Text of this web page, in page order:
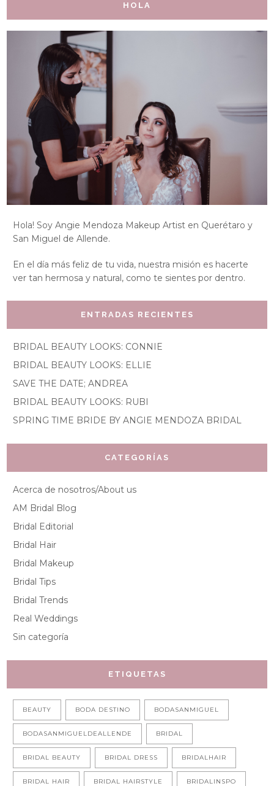
HOLA
Hola! Soy Angie Mendoza Makeup Artist en Querétaro y
San Miguel de Allende.
En el día más feliz de tu vida, nuestra misión es hacerte
ver tan hermosa y natural, como te sientes por dentro.
ENTRADAS RECIENTES
BRIDAL BEAUTY LOOKS: CONNIE
BRIDAL BEAUTY LOOKS: ELLIE
SAVE THE DATE; ANDREA
BRIDAL BEAUTY LOOKS: RUBI
SPRING TIME BRIDE BY ANGIE MENDOZA BRIDAL
CATEGORÍAS
Acerca de nosotros/About us
AM Bridal Blog
Bridal Editorial
Bridal Hair
Bridal Makeup
Bridal Tips
Bridal Trends
Real Weddings
Sin categoría
ETIQUETAS
BEAUTY BODA DESTINO BODASANMIGUEL
BODASANMIGUELDEALLENDE BRIDAL
BRIDAL BEAUTY BRIDAL DRESS BRIDALHAIR
BRIDAL HAIR BRIDAL HAIRSTYLE BRIDALINSPO